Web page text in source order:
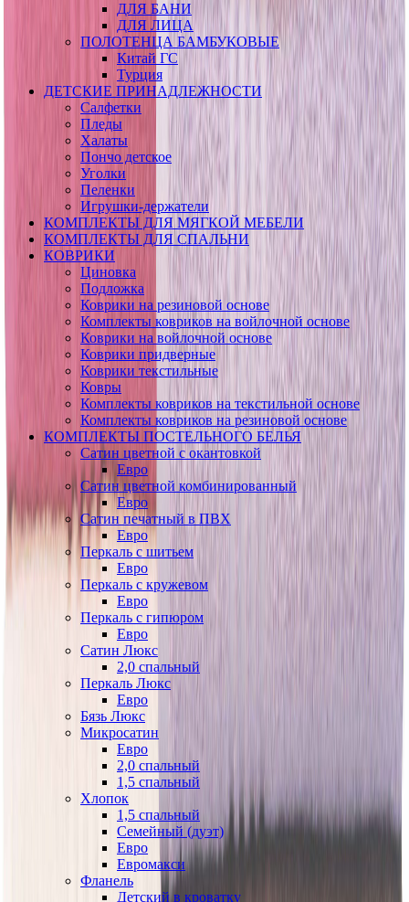
ДЛЯ БАНИ
ДЛЯ ЛИЦА
ПОЛОТЕНЦА БАМБУКОВЫЕ
Китай ГС
Турция
ДЕТСКИЕ ПРИНАДЛЕЖНОСТИ
Салфетки
Пледы
Халаты
Пончо детское
Уголки
Пеленки
Игрушки-держатели
КОМПЛЕКТЫ ДЛЯ МЯГКОЙ МЕБЕЛИ
КОМПЛЕКТЫ ДЛЯ СПАЛЬНИ
КОВРИКИ
Циновка
Подложка
Коврики на резиновой основе
Комплекты ковриков на войлочной основе
Коврики на войлочной основе
Коврики придверные
Коврики текстильные
Ковры
Комплекты ковриков на текстильной основе
Комплекты ковриков на резиновой основе
КОМПЛЕКТЫ ПОСТЕЛЬНОГО БЕЛЬЯ
Сатин цветной с окантовкой
Евро
Сатин цветной комбинированный
Евро
Сатин печатный в ПВХ
Евро
Перкаль с шитьем
Евро
Перкаль с кружевом
Евро
Перкаль с гипюром
Евро
Сатин Люкс
2,0 спальный
Перкаль Люкс
Евро
Бязь Люкс
Микросатин
Евро
2,0 спальный
1,5 спальный
Хлопок
1,5 спальный
Семейный (дуэт)
Евро
Евромакси
Фланель
Детский в кроватку